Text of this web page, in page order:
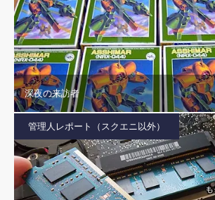
深夜の来訪者
管理人レポート（スクエニ以外）